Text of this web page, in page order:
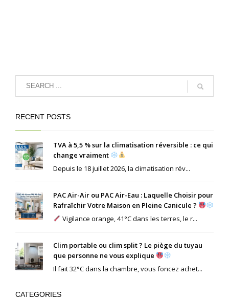
RECENT POSTS
TVA à 5,5 % sur la climatisation réversible : ce qui
change vraiment
Depuis le 18 juillet 2026, la climatisation rév...
PAC Air-Air ou PAC Air-Eau : Laquelle Choisir pour
Rafraîchir Votre Maison en Pleine Canicule ?
Vigilance orange, 41°C dans les terres, le r...
Clim portable ou clim split ? Le piège du tuyau
que personne ne vous explique
Il fait 32°C dans la chambre, vous foncez achet...
CATEGORIES